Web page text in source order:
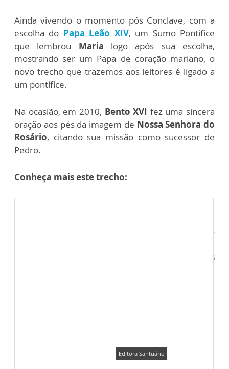
Ainda vivendo o momento pós Conclave, com a
escolha do Papa Leão XIV, um Sumo Pontífice
que lembrou Maria logo após sua escolha,
mostrando ser um Papa de coração mariano, o
novo trecho que trazemos aos leitores é ligado a
um pontífice.
Na ocasião, em 2010, Bento XVI fez uma sincera
oração aos pés da imagem de Nossa Senhora do
Rosário, citando sua missão como sucessor de
Pedro.
Conheça mais este trecho:
como parceira, o
lê
“trechos
“Toda a Verdade sobre Fátima: a história,
Editora Santuário
No mês de
maio, em